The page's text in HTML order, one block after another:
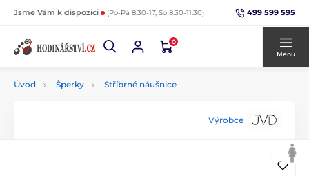
Jsme Vám k dispozici (Po-Pá 8:30-17, So 8:30-11:30) 499 599 595
0
Menu
Úvod Šperky Stříbrné náušnice
Výrobce